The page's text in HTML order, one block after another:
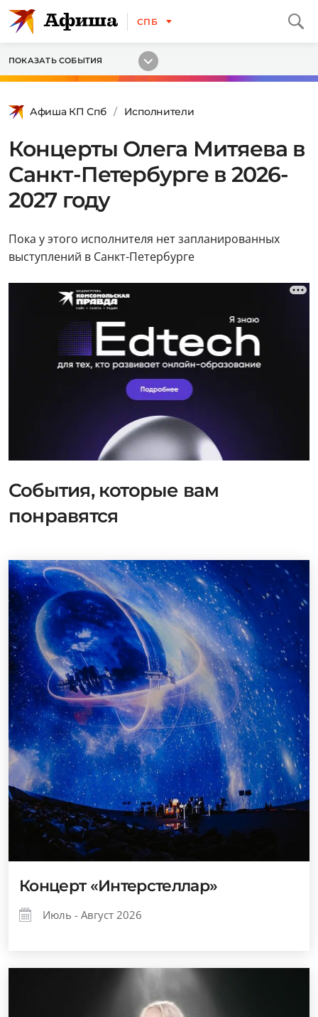
СПБ
ПОКАЗАТЬ СОБЫТИЯ
Афиша КП Спб Исполнители
Концерты Олега Митяева в
Санкт-Петербурге в 2026-
2027 году
Пока у этого исполнителя нет запланированных
выступлений в Санкт-Петербурге
События, которые вам
понравятся
Концерт «Интерстеллар»
Июль - Август 2026